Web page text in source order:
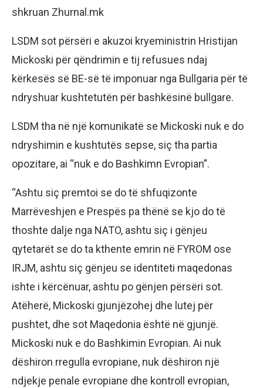
shkruan Zhurnal.mk
LSDM sot përsëri e akuzoi kryeministrin Hristijan
Mickoski për qëndrimin e tij refusues ndaj
kërkesës së BE-së të imponuar nga Bullgaria për të
ndryshuar kushtetutën për bashkësinë bullgare.
LSDM tha në një komunikatë se Mickoski nuk e do
ndryshimin e kushtutës sepse, siç tha partia
opozitare, ai “nuk e do Bashkimn Evropian”.
“Ashtu siç premtoi se do të shfuqizonte
Marrëveshjen e Prespës pa thënë se kjo do të
thoshte dalje nga NATO, ashtu siç i gënjeu
qytetarët se do ta kthente emrin në FYROM ose
IRJM, ashtu siç gënjeu se identiteti maqedonas
ishte i kërcënuar, ashtu po gënjen përsëri sot.
Atëherë, Mickoski gjunjëzohej dhe lutej për
pushtet, dhe sot Maqedonia është në gjunjë.
Mickoski nuk e do Bashkimin Evropian. Ai nuk
dëshiron rregulla evropiane, nuk dëshiron një
ndjekje penale evropiane dhe kontroll evropian,